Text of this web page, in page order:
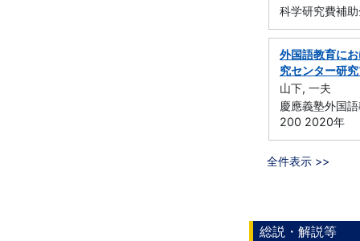
科学研究費補
外国語教育に
究センター研
山下, 一夫
慶應義塾外国
200 2020年
全件表示 >>
総説・解説等